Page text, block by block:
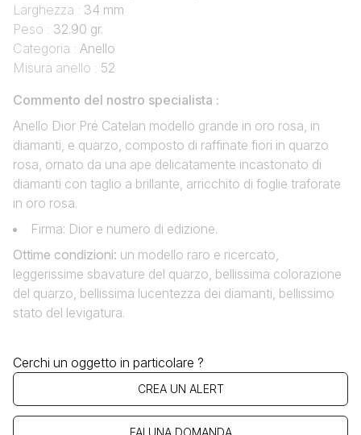
Larghezza : 34 mm
Peso : 32.90 gr.
Categoria : Anello
Misura anello : 52
Commento del nostro specialista :
Anello Dior Pré Catelan modello grande in oro rosa, in
diamanti, e quarzo, composto di raffinate fiori in quarzo
rosa, ornato da una ape delicatamente incastonato di
diamanti con taglio a brillante, arricchito di foglie traforate
in oro rosa.
Firma: Dior e numero di edizione.
Ottime condizioni: un modello raro e ricercato,
leggerissime sbavature del quarzo, bellissima colorazione
del quarzo, bellissima lucentezza dei diamanti, bellissimo
stato del levigatura.
Cerchi un oggetto in particolare ?
CREA UN ALERT